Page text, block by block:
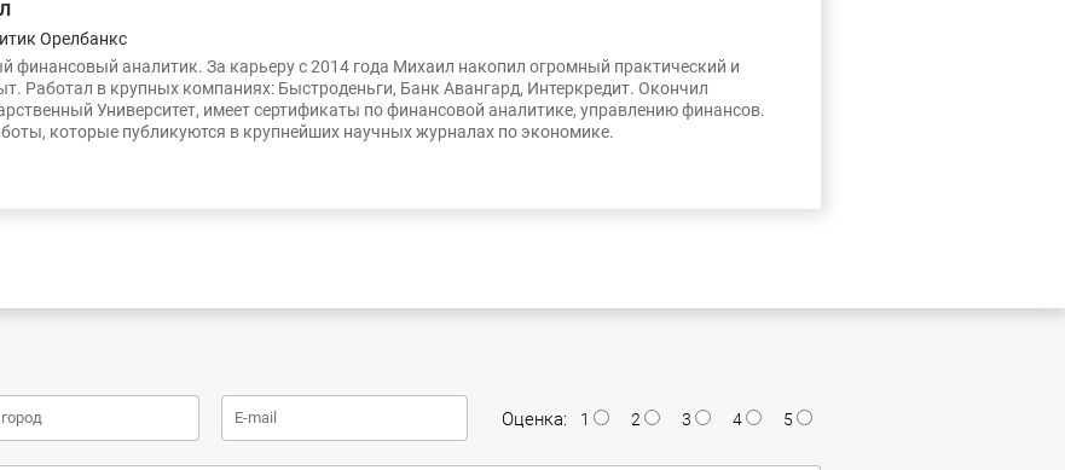
Орелбанкс
финансовый аналитик. За карьеру с 2014 года Михаил накопил огромный практический и
Работал в крупных компаниях: Быстроденьги, Банк Авангард, Интеркредит. Окончил
Университет, имеет сертификаты по финансовой аналитике, управлению финансов.
которые публикуются в крупнейших научных журналах по экономике.
Оценка: 1 2 3 4 5